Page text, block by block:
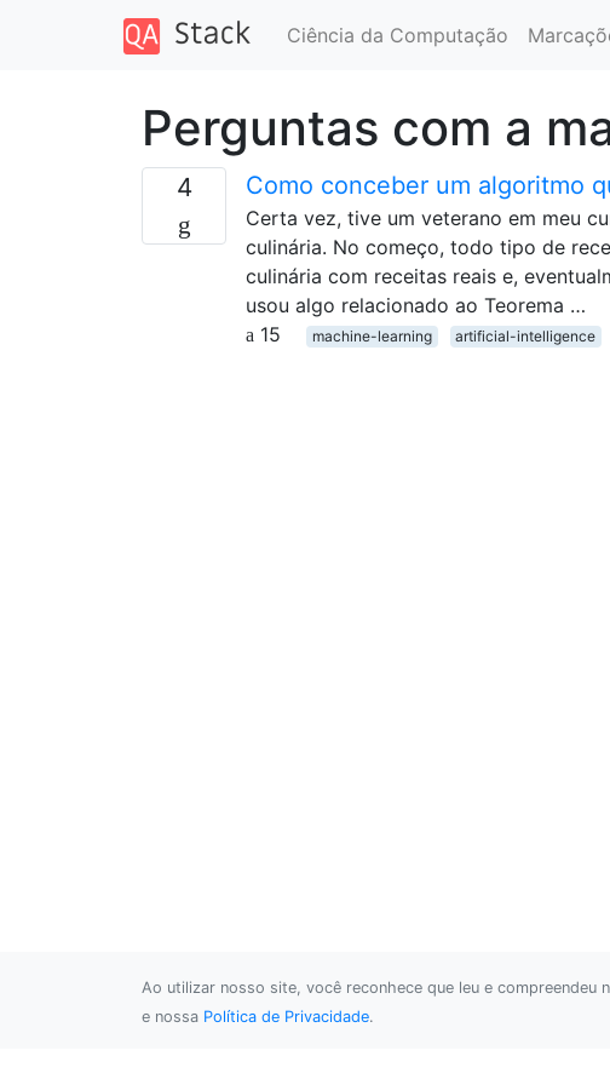
Ciência da Computação
Perguntas com a
4 Como conceber um algoritmo
Certa vez, tive um veterano em meu
culinária. No começo, todo tipo de
culinária com receitas reais e,
usou algo relacionado ao Teorema …
15
machine-learning artificial-intelligence
Ao utilizar nosso site, você reconhece que leu e compreendeu
e nossa Política de Privacidade.